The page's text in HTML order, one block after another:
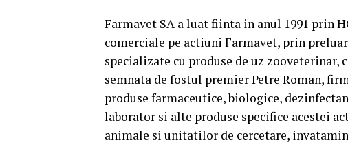
Farmavet SA a luat fiinta in anul 1991 prin
comerciale pe actiuni Farmavet, prin
specializate cu produse de uz zooveterinar,
semnata de fostul premier Petre Roman,
produse farmaceutice, biologice,
laborator si alte produse specifice acestei
animale si unitatilor de cercetare,